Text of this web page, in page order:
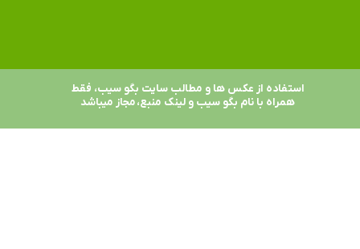
استفاده از عکس ها و مطالب سایت بگو سیب، فقط
همراه با نام بگو سیب و لینک منبع، مجاز میباشد